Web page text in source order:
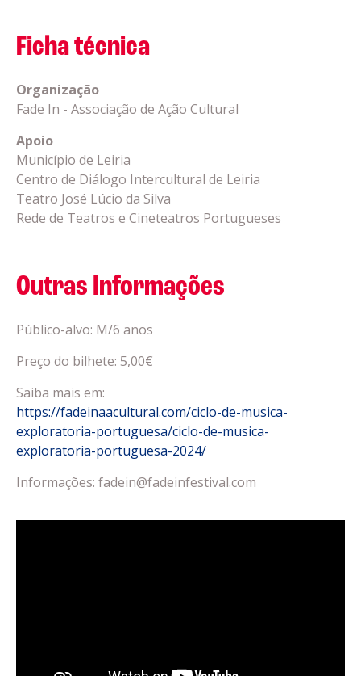
Ficha técnica
Organização
Fade In - Associação de Ação Cultural
Apoio
Município de Leiria
Centro de Diálogo Intercultural de Leiria
Teatro José Lúcio da Silva
Rede de Teatros e Cineteatros Portugueses
Outras Informações
Público-alvo: M/6 anos
Preço do bilhete: 5,00€
Saiba mais em:
https://fadeinaacultural.com/ciclo-de-musica-
exploratoria-portuguesa/ciclo-de-musica-
exploratoria-portuguesa-2024/
Informações: fadein@fadeinfestival.com